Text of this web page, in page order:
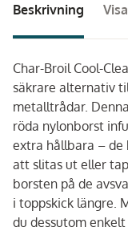
Beskrivning
Char-Broil Cool-
säkrare alternativ
metalltrådar.
röda nylonborst
extra hållbara – de
att slitas ut eller
borsten på de
i toppskick längre.
du dessutom